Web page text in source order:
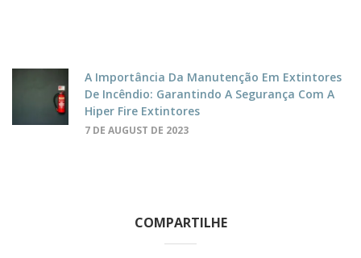
A Importância Da Manutenção Em Extintores
De Incêndio: Garantindo A Segurança Com A
Hiper Fire Extintores
7 DE AUGUST DE 2023
COMPARTILHE